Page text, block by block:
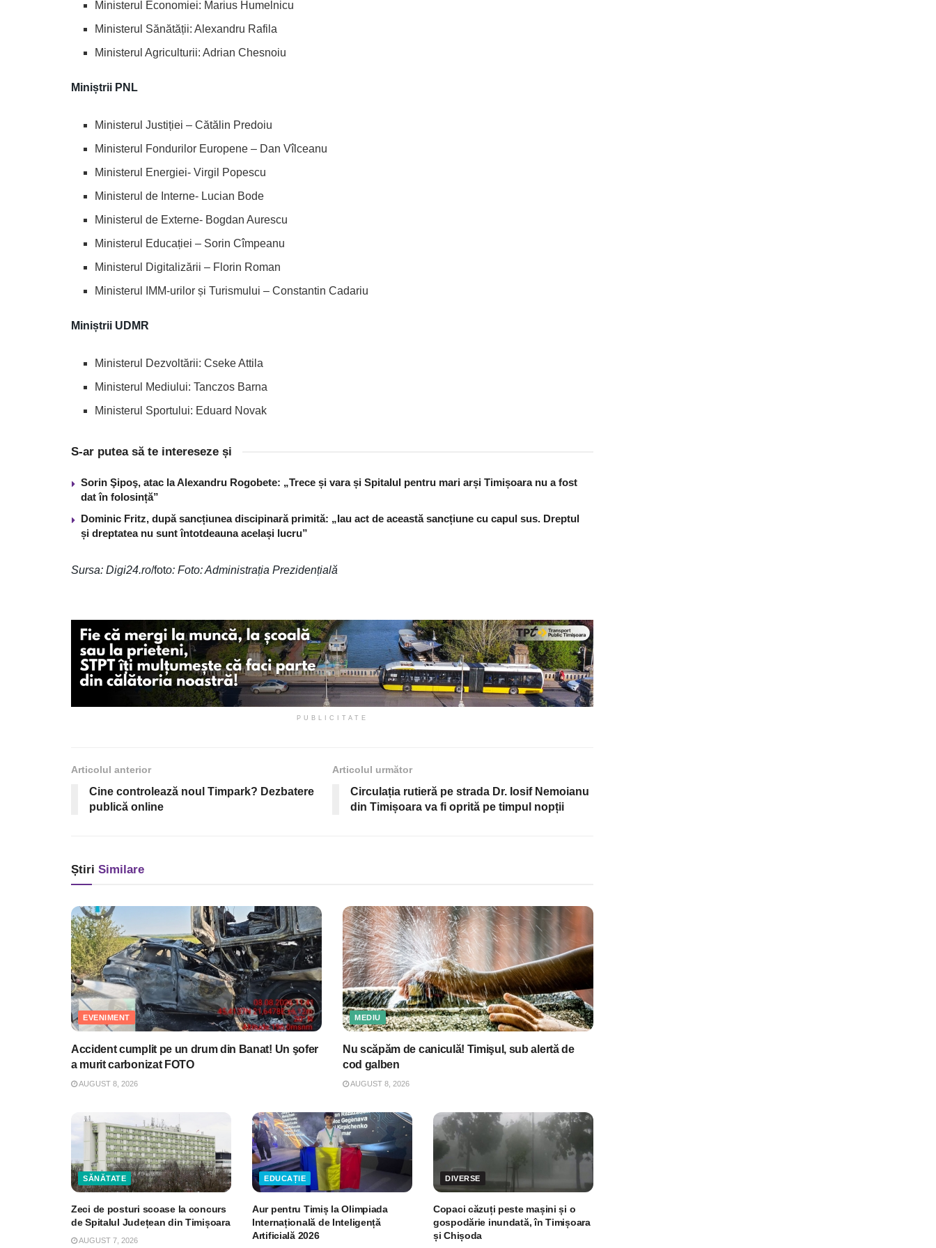
Ministerul Economiei: Marius Humelnicu
Ministerul Sănătății: Alexandru Rafila
Ministerul Agriculturii: Adrian Chesnoiu
Miniștrii PNL
Ministerul Justiției – Cătălin Predoiu
Ministerul Fondurilor Europene – Dan Vîlceanu
Ministerul Energiei- Virgil Popescu
Ministerul de Interne- Lucian Bode
Ministerul de Externe- Bogdan Aurescu
Ministerul Educației – Sorin Cîmpeanu
Ministerul Digitalizării – Florin Roman
Ministerul IMM-urilor și Turismului – Constantin Cadariu
Miniștrii UDMR
Ministerul Dezvoltării: Cseke Attila
Ministerul Mediului: Tanczos Barna
Ministerul Sportului: Eduard Novak
S-ar putea să te intereseze și
Sorin Şipoş, atac la Alexandru Rogobete: „Trece și vara și Spitalul pentru mari arși Timișoara nu a fost
dat în folosință”
Dominic Fritz, după sancțiunea discipinară primită: „Iau act de această sancțiune cu capul sus. Dreptul
și dreptatea nu sunt întotdeauna același lucru”
Sursa: Digi24.ro/foto: Foto: Administrația Prezidențială
PUBLICITATE
Articolul anterior
Cine controlează noul Timpark? Dezbatere
publică online
Articolul următor
Circulația rutieră pe strada Dr. Iosif Nemoianu
din Timișoara va fi oprită pe timpul nopții
Știri Similare
EVENIMENT
Accident cumplit pe un drum din Banat! Un şofer
a murit carbonizat FOTO
AUGUST 8, 2026
MEDIU
Nu scăpăm de caniculă! Timişul, sub alertă de
cod galben
AUGUST 8, 2026
SĂNĂTATE
Zeci de posturi scoase la concurs
de Spitalul Județean din Timișoara
AUGUST 7, 2026
EDUCAȚIE
Aur pentru Timiș la Olimpiada
Internațională de Inteligență
Artificială 2026
DIVERSE
Copaci căzuți peste mașini și o
gospodărie inundată, în Timișoara
și Chișoda